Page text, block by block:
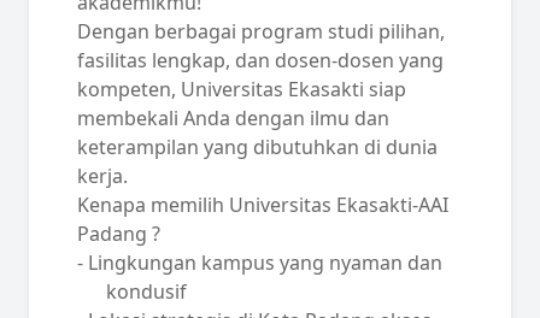
Dengan berbagai program studi pilihan,
fasilitas lengkap, dan dosen-dosen yang
kompeten, Universitas Ekasakti siap
membekali Anda dengan ilmu dan
keterampilan yang dibutuhkan di dunia
kerja.
Kenapa memilih Universitas Ekasakti-AAI
Padang ?
- Lingkungan kampus yang nyaman dan
kondusif